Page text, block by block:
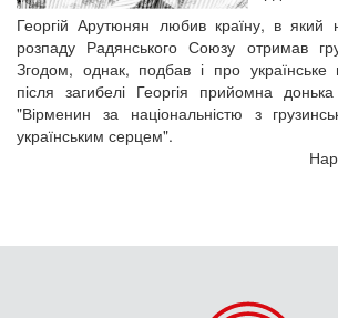
Георгій Арутюнян любив країну, в який
розпаду Радянського Союзу отримав
Згодом, однак, подбав і про українське
після загибелі Георгія прийомна
"Вірменин за національністю з
українським серцем".